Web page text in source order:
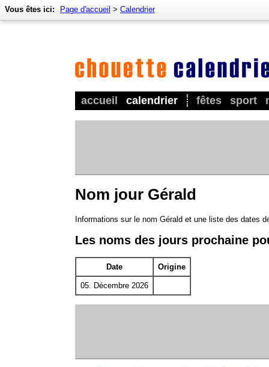
accueil calendrier fêtes sport
Vous êtes ici: Page d'accueil > Calendrier
Nom jour Gérald
Informations sur le nom Gérald et une liste des dates
Les noms des jours prochaine
Date Origine
05. Décembre 2026